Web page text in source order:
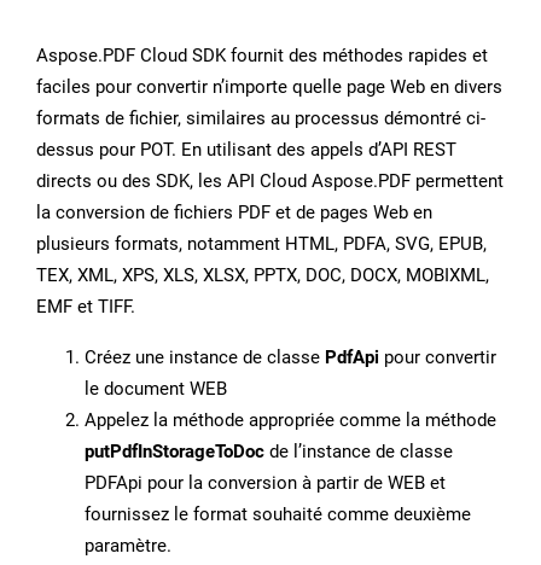
Aspose.PDF Cloud SDK fournit des méthodes rapides et
faciles pour convertir n’importe quelle page Web en divers
formats de fichier, similaires au processus démontré ci-
dessus pour POT. En utilisant des appels d’API REST
directs ou des SDK, les API Cloud Aspose.PDF permettent
la conversion de fichiers PDF et de pages Web en
plusieurs formats, notamment HTML, PDFA, SVG, EPUB,
TEX, XML, XPS, XLS, XLSX, PPTX, DOC, DOCX, MOBIXML,
EMF et TIFF.
Créez une instance de classe PdfApi pour convertir
le document WEB
Appelez la méthode appropriée comme la méthode
putPdfInStorageToDoc de l’instance de classe
PDFApi pour la conversion à partir de WEB et
fournissez le format souhaité comme deuxième
paramètre.